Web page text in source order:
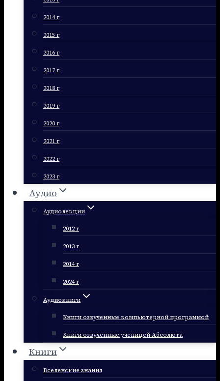
2014 г
2015 г
2016 г
2017 г
2018 г
2019 г
2020 г
2021 г
2022 г
2023 г
Аудио
Аудиолекции
2012 г
2013 г
2014 г
2024 г
Аудиокниги
Книги озвученные компьютерной программой
Книги озвученные ученицей Абсолюта
Книги
Вселенские знания